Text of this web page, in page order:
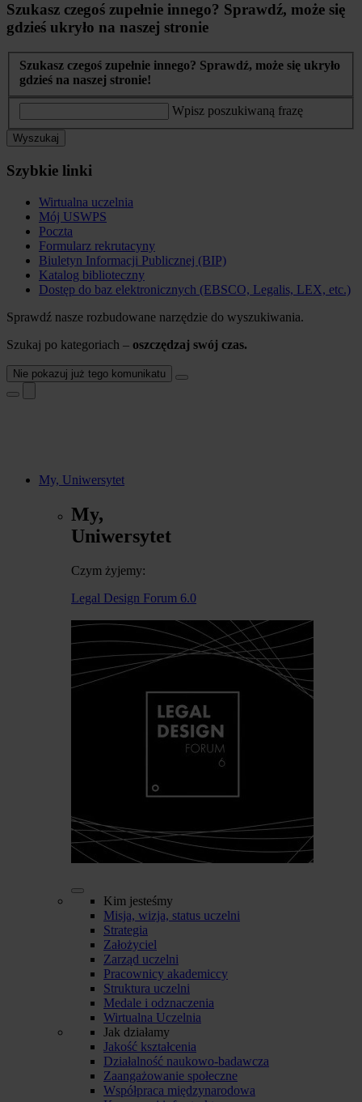
Szukasz czegoś zupełnie innego? Sprawdź, może się
gdzieś ukryło na naszej stronie
Szukasz czegoś zupełnie innego? Sprawdź, może się ukryło
gdzieś na naszej stronie!
Wpisz poszukiwaną frazę
Wyszukaj
Szybkie linki
Wirtualna uczelnia
Mój USWPS
Poczta
Formularz rekrutacyny
Biuletyn Informacji Publicznej (BIP)
Katalog biblioteczny
Dostęp do baz elektronicznych (EBSCO, Legalis, LEX, etc.)
Sprawdź nasze rozbudowane narzędzie do wyszukiwania.
Szukaj po kategoriach – oszczędzaj swój czas.
Nie pokazuj już tego komunikatu
My, Uniwersytet
My,
Uniwersytet
Czym żyjemy:
Legal Design Forum 6.0
Kim jesteśmy
Misja, wizja, status uczelni
Strategia
Założyciel
Zarząd uczelni
Pracownicy akademiccy
Struktura uczelni
Medale i odznaczenia
Wirtualna Uczelnia
Jak działamy
Jakość kształcenia
Działalność naukowo-badawcza
Zaangażowanie społeczne
Współpraca międzynarodowa